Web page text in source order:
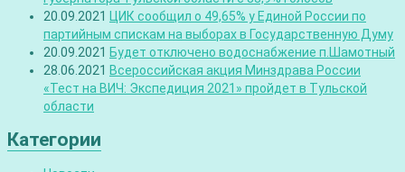
20.09.2021 ЦИК сообщил о 49,65% у Единой России по
партийным спискам на выборах в Государственную Думу
20.09.2021 Будет отключено водоснабжение п.Шамотный
28.06.2021 Всероссийская акция Минздрава России
«Тест на ВИЧ: Экспедиция 2021» пройдет в Тульской
области
Категории